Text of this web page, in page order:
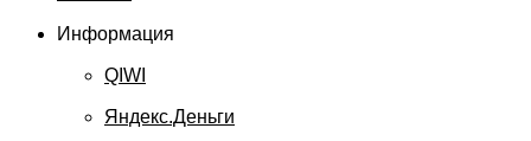
Информация
QIWI
Яндекс.Деньги